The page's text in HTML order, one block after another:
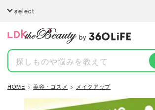
select
by
HOME 美容・コスメ メイクアップ